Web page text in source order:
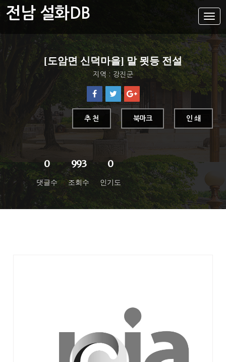
설
화
메
뉴
전남 설화DB
설화DB
통합검색
지역별
[도암면 신덕마을] 말 묏등 전설
지역 : 강진군
0
댓글수
993
조회수
0
인기도
추 천 북마크 인 쇄